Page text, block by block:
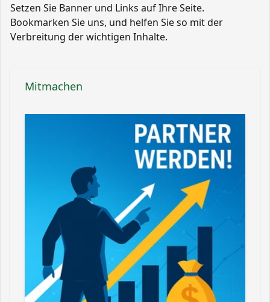
Setzen Sie Banner und Links auf Ihre Seite.
Bookmarken Sie uns, und helfen Sie so mit der
Verbreitung der wichtigen Inhalte.
Mitmachen